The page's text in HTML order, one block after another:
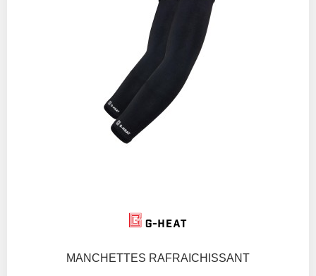
MANCHETTES RAFRAICHISSANT